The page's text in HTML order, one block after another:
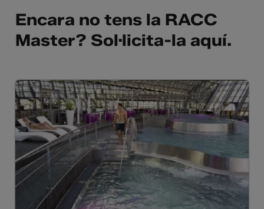
Encara no tens la RACC
Master? Sol·licita-la aquí.